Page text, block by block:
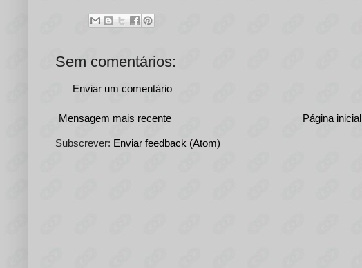
Sem comentários:
Enviar um comentário
Mensagem mais recente Página inicial
Subscrever: Enviar feedback (Atom)